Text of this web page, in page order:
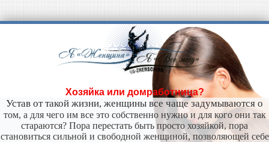
Хозяйка или домработница?
Устав от такой жизни, женщины все чаще задумываются о
том, а для чего им все это собственно нужно и для кого они так
стараются? Пора перестать быть просто хозяйкой, пора
становиться сильной и свободной женщиной, позволяющей себе